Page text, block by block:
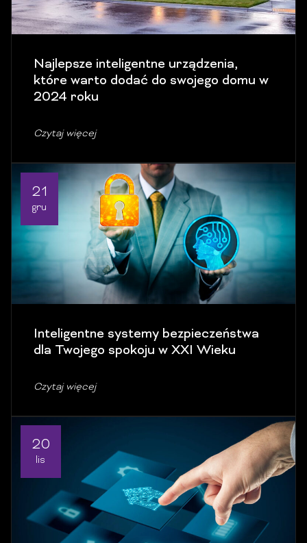
Najlepsze inteligentne urządzenia,
które warto dodać do swojego domu w
2024 roku
Czytaj więcej
21
gru
Inteligentne systemy bezpieczeństwa
dla Twojego spokoju w XXI Wieku
Czytaj więcej
20
lis